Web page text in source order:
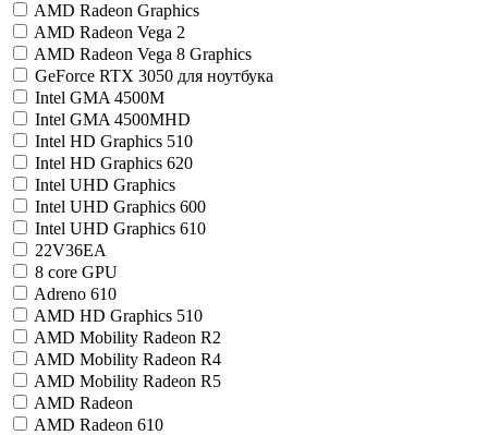
AMD Radeon Graphics
AMD Radeon Vega 2
AMD Radeon Vega 8 Graphics
GeForce RTX 3050 для ноутбука
Intel GMA 4500M
Intel GMA 4500MHD
Intel HD Graphics 510
Intel HD Graphics 620
Intel UHD Graphics
Intel UHD Graphics 600
Intel UHD Graphics 610
22V36EA
8 core GPU
Adreno 610
AMD HD Graphics 510
AMD Mobility Radeon R2
AMD Mobility Radeon R4
AMD Mobility Radeon R5
AMD Radeon
AMD Radeon 610